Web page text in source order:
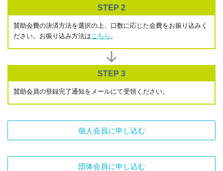
STEP 2
賛助会費の決済方法を選択の上、口数に応じた会費をお振り込みく
ださい。お振り込み方法はこちら 。
STEP 3
賛助会員の登録完了通知をメールにて受領ください。
個人会員に申し込む
団体会員に申し込む